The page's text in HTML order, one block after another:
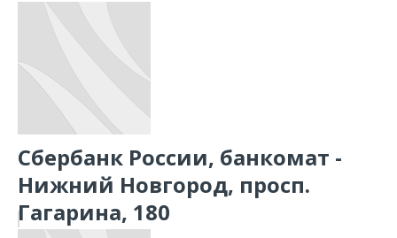
Сбербанк России, банкомат -
Нижний Новгород, просп.
Гагарина, 180